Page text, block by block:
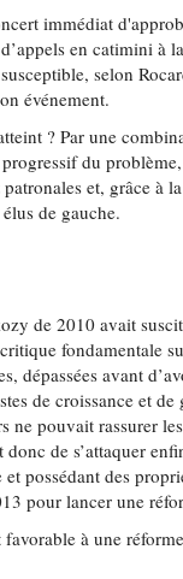
immédiat
en catimini à
selon
événement.
? Par une
du
et, grâce à
de gauche.
de 2010 avait
fondamentale
dépassées avant
de croissance et
ne pouvait rassurer
de s’attaquer
possédant des
pour lancer une
à une